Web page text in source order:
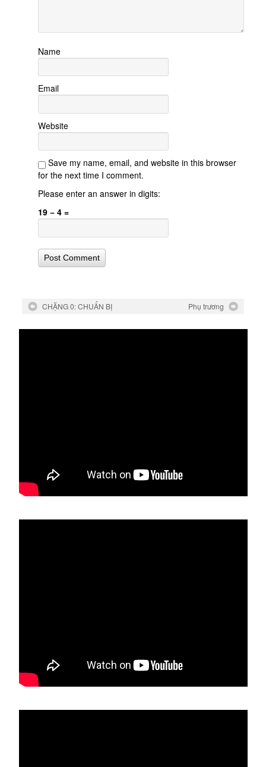
Name
Email
Website
Save my name, email, and website in this browser
for the next time I comment.
Please enter an answer in digits:
19 − 4 =
CHẶNG 0: CHUẨN BỊ Phụ trương